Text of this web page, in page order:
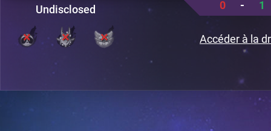
Undisclosed 0 - 1
Accéder à la